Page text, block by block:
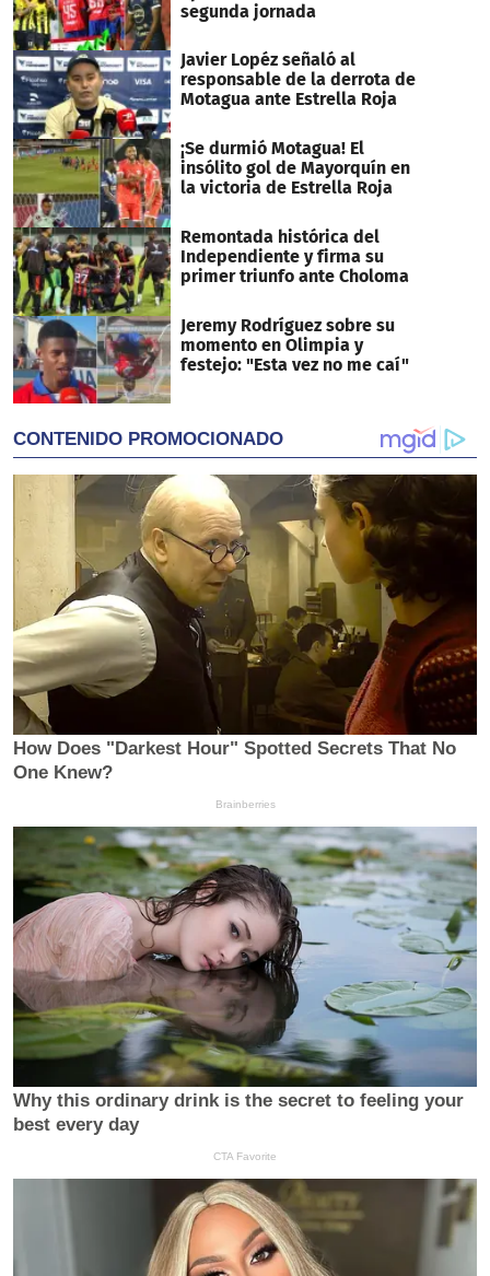
segunda jornada
Javier Lopéz señaló al
responsable de la derrota de
Motagua ante Estrella Roja
¡Se durmió Motagua! El
insólito gol de Mayorquín en
la victoria de Estrella Roja
Remontada histórica del
Independiente y firma su
primer triunfo ante Choloma
Jeremy Rodríguez sobre su
momento en Olimpia y
festejo: "Esta vez no me caí"